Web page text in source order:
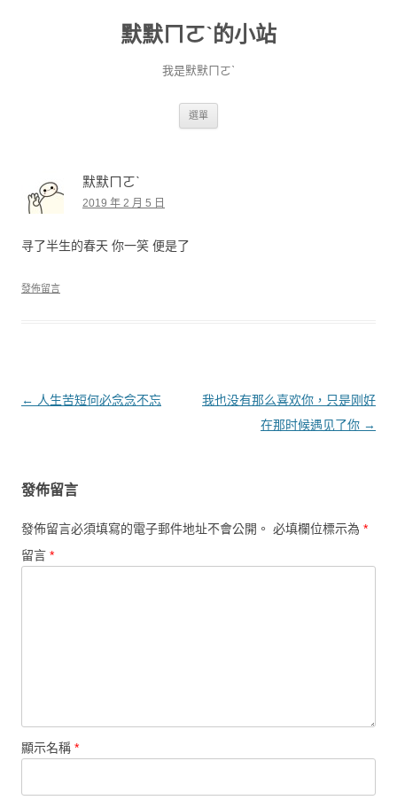
默默ㄇㄛˋ的小站
我是默默ㄇㄛˋ
選單
默默ㄇㄛˋ
2019 年 2 月 5 日
寻了半生的春天 你一笑 便是了
發佈留言
文章導覽
← 人生苦短何必念念不忘
我也没有那么喜欢你，只是刚好
在那时候遇见了你 →
發佈留言
發佈留言必須填寫的電子郵件地址不會公開。 必填欄位標示為 *
留言 *
顯示名稱 *